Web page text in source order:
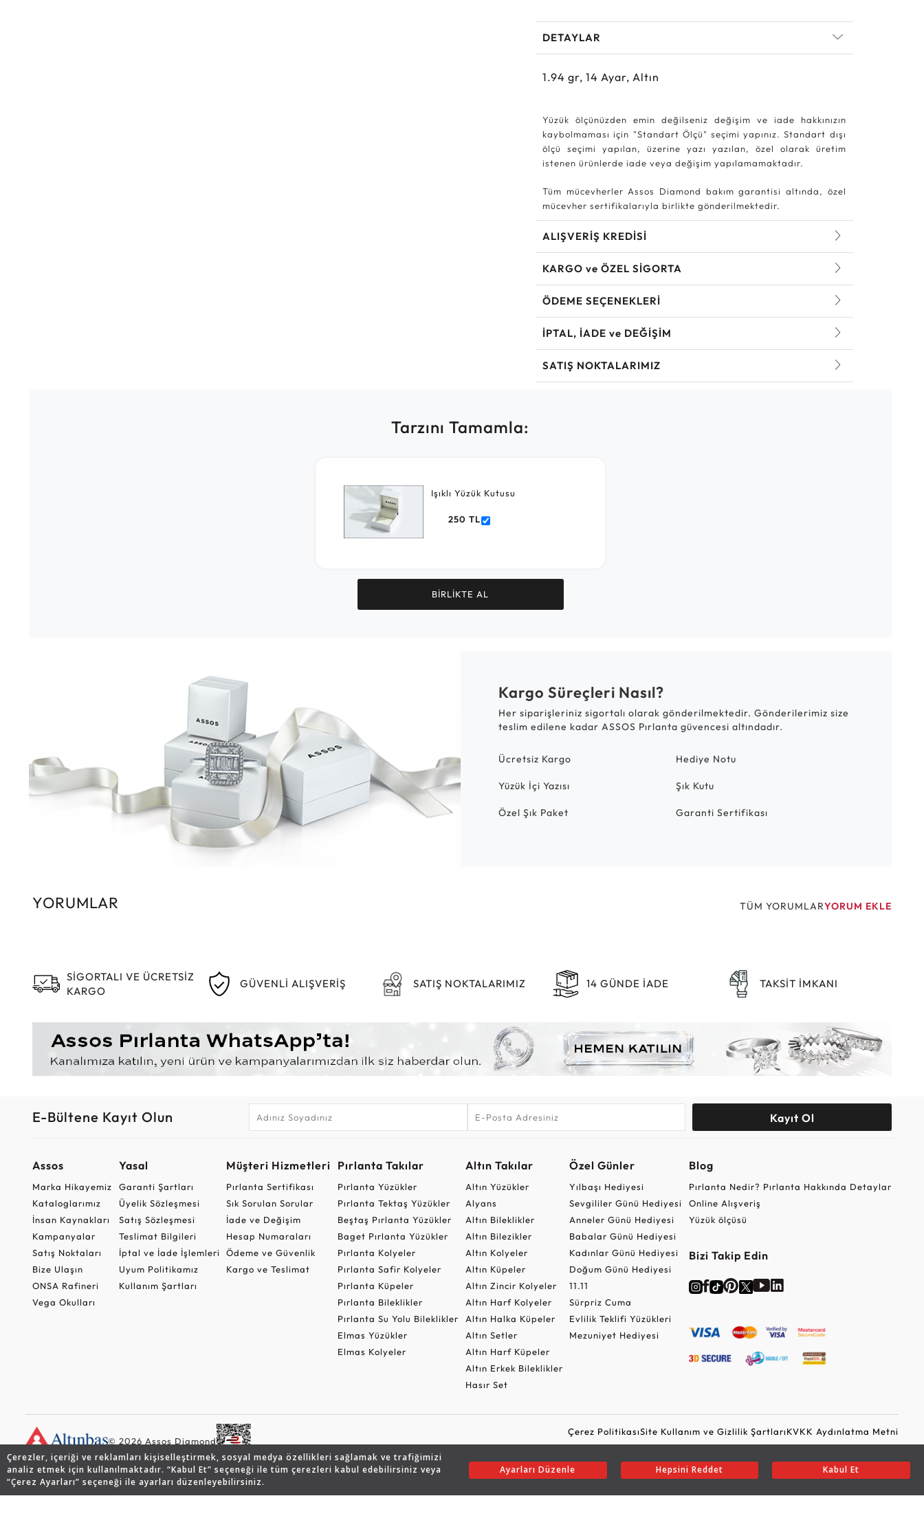
Çerezler, içeriği ve reklamları kişiselleştirmek, sosyal medya özellikleri sağlamak ve trafiğimizi
analiz etmek için kullanılmaktadır. “Kabul Et” seçeneği ile tüm çerezleri kabul edebilirsiniz veya
“Çerez Ayarları” seçeneği ile ayarları düzenleyebilirsiniz.
Ayarları Düzenle Hepsini Reddet Kabul Et
DETAYLAR
1.94gr,14Ayar, Altın
Yüzük ölçünüzden emin değilseniz değişim ve iade hakkınızın
kaybolmaması için "Standart Ölçü" seçimi yapınız. Standart dışı
ölçü seçimi yapılan, üzerine yazı yazılan, özel olarak üretim
istenen ürünlerde iade veya değişim yapılamamaktadır.
Tüm mücevherler Assos Diamond bakım garantisi altında, özel
mücevher sertifikalarıyla birlikte gönderilmektedir.
ALIŞVERİŞ KREDİSİ
KARGO ve ÖZEL SİGORTA
ÖDEME SEÇENEKLERİ
İPTAL, İADE ve DEĞİŞİM
SATIŞ NOKTALARIMIZ
Tarzını Tamamla:
Işıklı Yüzük Kutusu
250 TL
BİRLİKTE AL
Kargo Süreçleri Nasıl?
Her siparişleriniz sigortalı olarak gönderilmektedir. Gönderilerimiz size
teslim edilene kadar ASSOS Pırlanta güvencesi altındadır.
Ücretsiz Kargo Hediye Notu
Yüzük İçi Yazısı Şık Kutu
Özel Şık Paket Garanti Sertifikası
YORUMLAR TÜM YORUMLARYORUM EKLE
SİGORTALI VE ÜCRETSİZ
KARGO
GÜVENLİ ALIŞVERİŞ SATIŞ NOKTALARIMIZ 14 GÜNDE İADE TAKSİT İMKANI
E-Bültene Kayıt Olun Kayıt Ol
Assos
Marka Hikayemiz
Kataloglarımız
İnsan Kaynakları
Kampanyalar
Satış Noktaları
Bize Ulaşın
ONSA Rafineri
Vega Okulları
Yasal
Garanti Şartları
Üyelik Sözleşmesi
Satış Sözleşmesi
Teslimat Bilgileri
İptal ve İade İşlemleri
Uyum Politikamız
Kullanım Şartları
Müşteri Hizmetleri
Pırlanta Sertifikası
Sık Sorulan Sorular
İade ve Değişim
Hesap Numaraları
Ödeme ve Güvenlik
Kargo ve Teslimat
Pırlanta Takılar
Pırlanta Yüzükler
Pırlanta Tektaş Yüzükler
Beştaş Pırlanta Yüzükler
Baget Pırlanta Yüzükler
Pırlanta Kolyeler
Pırlanta Safir Kolyeler
Pırlanta Küpeler
Pırlanta Bileklikler
Pırlanta Su Yolu Bileklikler
Elmas Yüzükler
Elmas Kolyeler
Altın Takılar
Altın Yüzükler
Alyans
Altın Bileklikler
Altın Bilezikler
Altın Kolyeler
Altın Küpeler
Altın Zincir Kolyeler
Altın Harf Kolyeler
Altın Halka Küpeler
Altın Setler
Altın Harf Küpeler
Altın Erkek Bileklikler
Hasır Set
Özel Günler
Yılbaşı Hediyesi
Sevgililer Günü Hediyesi
Anneler Günü Hediyesi
Babalar Günü Hediyesi
Kadınlar Günü Hediyesi
Doğum Günü Hediyesi
11.11
Sürpriz Cuma
Evlilik Teklifi Yüzükleri
Mezuniyet Hediyesi
Blog
Pırlanta Nedir? Pırlanta Hakkında Detaylar
Online Alışveriş
Yüzük ölçüsü
Bizi Takip Edin
© 2026 Assos Diamond
Çerez PolitikasıSite Kullanım ve Gizlilik ŞartlarıKVKK Aydınlatma Metni